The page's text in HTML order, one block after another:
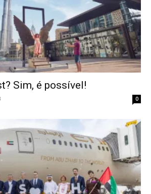
Sim, é possível!
0